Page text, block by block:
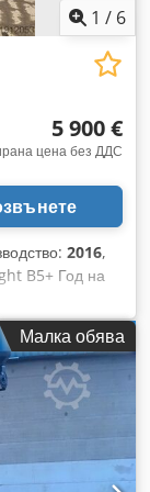
1 / 6
5 900 €
цена без ДДС
2016,
B5+ Год на
Crodpfx Amsy
до 5 000
Малка обява